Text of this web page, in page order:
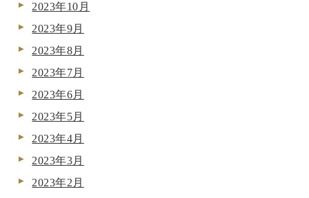
2023年10月
2023年9月
2023年8月
2023年7月
2023年6月
2023年5月
2023年4月
2023年3月
2023年2月